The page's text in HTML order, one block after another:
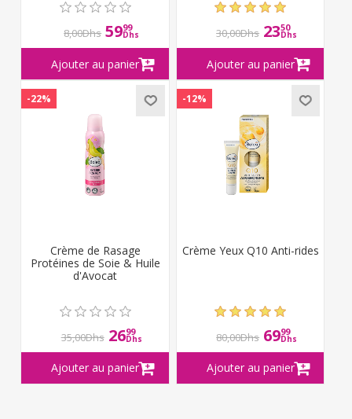
8,00Dhs 5999
Dhs 30,00Dhs 2350
Dhs
-22%
Crème de Rasage
Protéines de Soie & Huile
d'Avocat
35,00Dhs 2699
Dhs
-12%
Crème Yeux Q10 Anti-rides
80,00Dhs 6999
Dhs